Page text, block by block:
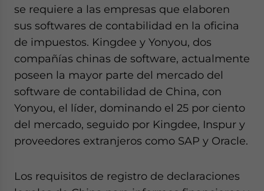
se requiere a las empresas que elaboren
sus softwares de contabilidad en la oficina
de impuestos. Kingdee y Yonyou, dos
compañías chinas de software, actualmente
poseen la mayor parte del mercado del
software de contabilidad de China, con
Yonyou, el líder, dominando el 25 por ciento
del mercado, seguido por Kingdee, Inspur y
proveedores extranjeros como SAP y Oracle.
Los requisitos de registro de declaraciones